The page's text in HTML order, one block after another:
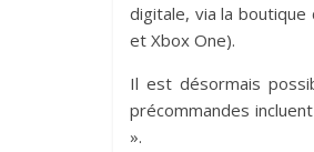
digitale, via la boutique
et Xbox One).
Il est désormais
précommandes
».